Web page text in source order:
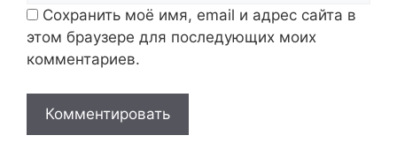
Сохранить моё имя, email и адрес сайта в
этом браузере для последующих моих
комментариев.